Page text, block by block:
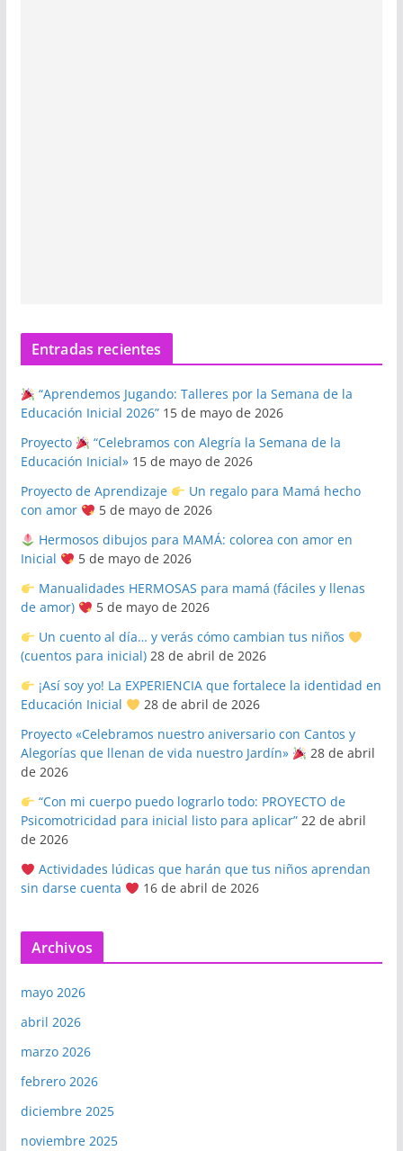
Entradas recientes
“Aprendemos Jugando: Talleres por la Semana de la
Educación Inicial 2026” 15 de mayo de 2026
Proyecto
“Celebramos con Alegría la Semana de la
Educación Inicial» 15 de mayo de 2026
Proyecto de Aprendizaje
Un regalo para Mamá hecho
con amor
5 de mayo de 2026
Hermosos dibujos para MAMÁ: colorea con amor en
Inicial
5 de mayo de 2026
Manualidades HERMOSAS para mamá (fáciles y llenas
de amor)
5 de mayo de 2026
Un cuento al día… y verás cómo cambian tus niños
(cuentos para inicial) 28 de abril de 2026
¡Así soy yo! La EXPERIENCIA que fortalece la identidad en
Educación Inicial
28 de abril de 2026
Proyecto «Celebramos nuestro aniversario con Cantos y
Alegorías que llenan de vida nuestro Jardín»
28 de abril
de 2026
“Con mi cuerpo puedo lograrlo todo: PROYECTO de
Psicomotricidad para inicial listo para aplicar” 22 de abril
de 2026
Actividades lúdicas que harán que tus niños aprendan
sin darse cuenta
16 de abril de 2026
Archivos
mayo 2026
abril 2026
marzo 2026
febrero 2026
diciembre 2025
noviembre 2025